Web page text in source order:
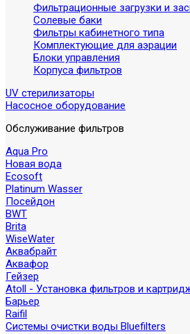
Фильтрационные загрузки и
Солевые баки
Фильтры кабинетного типа
Комплектующие для аэрации
Блоки управления
Корпуса фильтров
UV стерилизаторы
Насосное оборудование
Обслуживание фильтров
Aqua Pro
Новая вода
Ecosoft
Platinum Wasser
Посейдон
BWT
Brita
WiseWater
Аквабрайт
Аквафор
Гейзер
Atoll - Установка фильтров и
Барьер
Raifil
Системы очистки воды Bluefilters